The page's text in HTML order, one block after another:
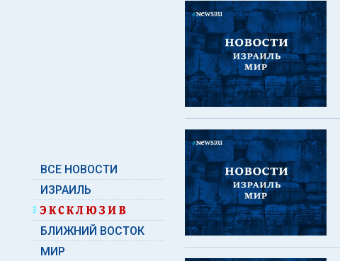
ВСЕ НОВОСТИ
ИЗРАИЛЬ
БЛИЖНИЙ ВОСТОК
МИР